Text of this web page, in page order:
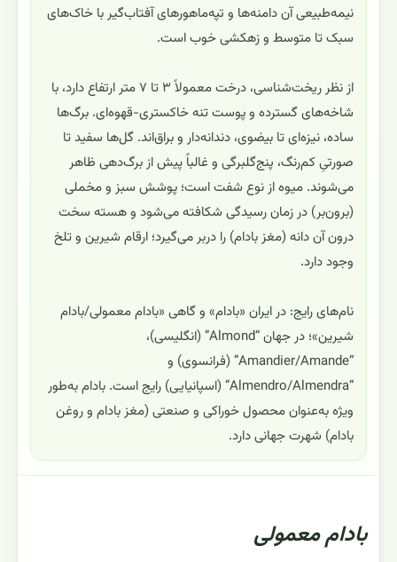
نیمه‌طبیعی آن دامنه‌ها و تپه‌ماهورهای آفتاب‌گیر با خاک‌های
سبک تا متوسط و زهکشی خوب است.
از نظر ریخت‌شناسی، درخت معمولاً ۳ تا ۷ متر ارتفاع دارد، با
شاخه‌های گسترده و پوست تنه خاکستری-قهوه‌ای. برگ‌ها
ساده، نیزه‌ای تا بیضوی، دندانه‌دار و براق‌اند. گل‌ها سفید تا
صورتیِ کم‌رنگ، پنج‌گلبرگی و غالباً پیش از برگ‌دهی ظاهر
می‌شوند. میوه از نوع شفت است؛ پوشش سبز و مخملی
(برون‌بر) در زمان رسیدگی شکافته می‌شود و هسته سخت
درون آن دانه (مغز بادام) را دربر می‌گیرد؛ ارقام شیرین و تلخ
وجود دارد.
نام‌های رایج: در ایران «بادام» و گاهی «بادام معمولی/بادام
شیرین»؛ در جهان “Almond” (انگلیسی)،
“Amandier/Amande” (فرانسوی) و
“Almendro/Almendra” (اسپانیایی) رایج است. بادام به‌طور
ویژه به‌عنوان محصول خوراکی و صنعتی (مغز بادام و روغن
بادام) شهرت جهانی دارد.
بادام معمولی